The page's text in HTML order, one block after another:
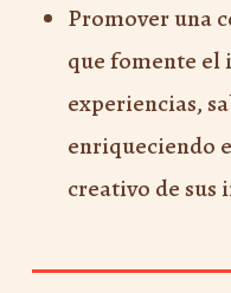
Promover una
que fomente el
experiencias,
enriqueciendo
creativo de sus